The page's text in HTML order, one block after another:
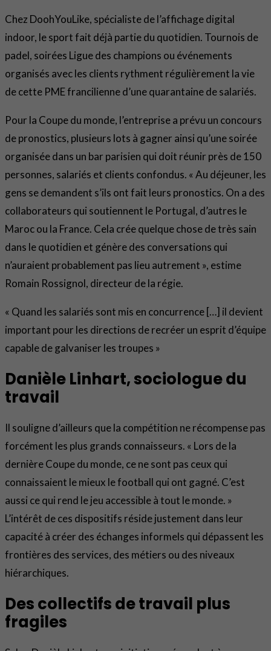
Chez DoohYouLike, spécialiste de l’affichage digital
indoor, le sport fait déjà partie du quotidien. Tournois de
padel, soirées Ligue des champions ou événements
organisés avec les clients rythment régulièrement la vie
de cette PME francilienne d’une quarantaine de salariés.
Pour la Coupe du monde, l’entreprise a prévu un concours
de pronostics, plusieurs lots à gagner ainsi qu’une soirée
organisée dans un bar parisien qui doit réunir près de 150
personnes, salariés et clients confondus. « Au déjeuner, les
gens se demandent s’ils ont fait leurs pronostics. On a des
collaborateurs qui soutiennent le Portugal, d’autres le
Maroc ou la France. Cela crée quelque chose de très sain
dans le quotidien et génère des conversations qui
n’auraient probablement pas lieu autrement », estime
Romain Rossignol, directeur de la régie.
« Quand les salariés sont mis en concurrence […] il devient
important pour les directions de recréer un esprit d’équipe
capable de galvaniser les troupes »
Danièle Linhart, sociologue du
travail
Il souligne d’ailleurs que la compétition ne récompense pas
forcément les plus grands connaisseurs. « Lors de la
dernière Coupe du monde, ce ne sont pas ceux qui
connaissaient le mieux le football qui ont gagné. C’est
aussi ce qui rend le jeu accessible à tout le monde. »
L’intérêt de ces dispositifs réside justement dans leur
capacité à créer des échanges informels qui dépassent les
frontières des services, des métiers ou des niveaux
hiérarchiques.
Des collectifs de travail plus
fragiles